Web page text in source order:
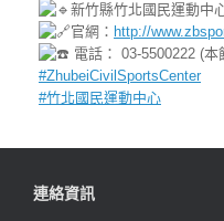
新竹縣竹北國民運動中
官網： http://
電話： 03-5500222 (
#ZhubeiCivilSportsCenter
#竹北國民運動中心
連絡資訊